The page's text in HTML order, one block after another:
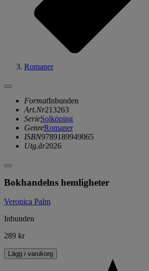
Romaner
FormatInbunden
Art.Nr213263
SerieSolköping
GenreRomaner
ISBN9789189949065
Utg.år2026
Bokhandelns hemligheter
Veronica Palm
Inbunden
289 kr
Lägg i varukorg